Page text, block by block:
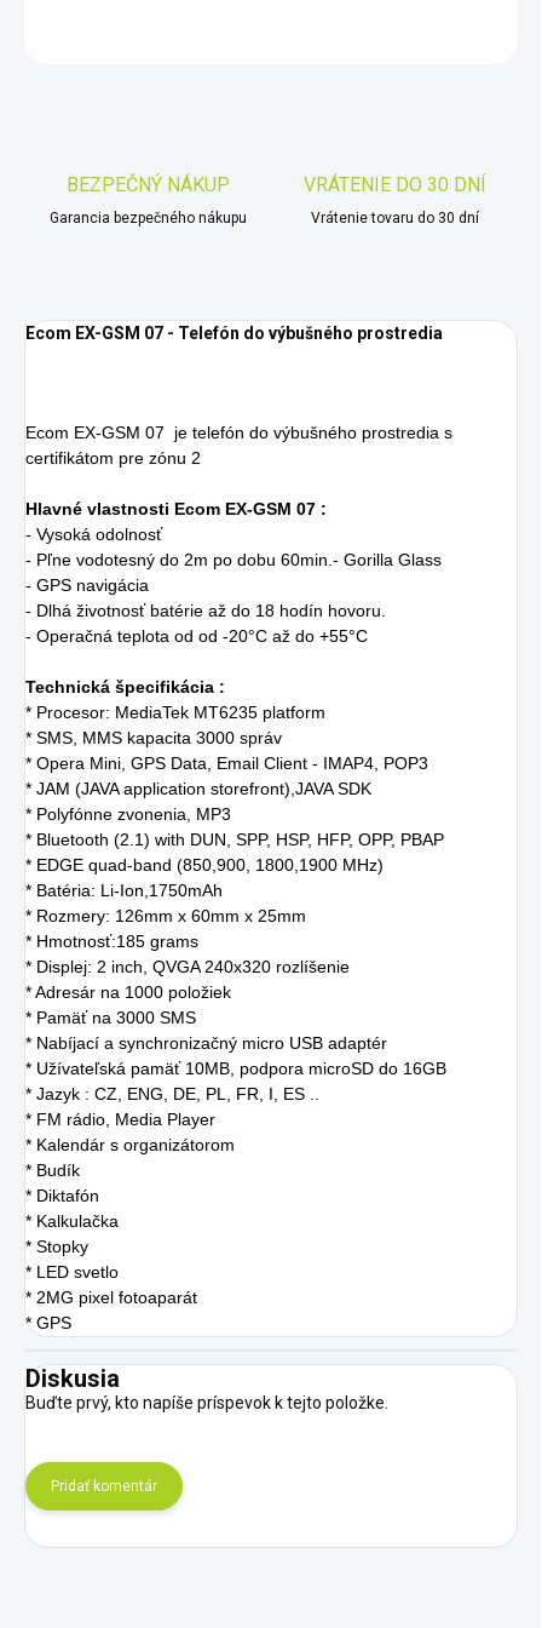
BEZPEČNÝ NÁKUP
Garancia bezpečného nákupu
VRÁTENIE DO 30 DNÍ
Vrátenie tovaru do 30 dní
Ecom EX-GSM 07 - Telefón do výbušného prostredia
Ecom EX-GSM 07 je telefón do výbušného prostredia s
certifikátom pre zónu 2
Hlavné vlastnosti Ecom EX-GSM 07 :
- Vysoká odolnosť
- Pľne vodotesný do 2m po dobu 60min.- Gorilla Glass
- GPS navigácia
- Dlhá životnosť batérie až do 18 hodín hovoru.
- Operačná teplota od od -20°C až do +55°C
Technická špecifikácia :
* Procesor: MediaTek MT6235 platform
* SMS, MMS kapacita 3000 správ
* Opera Mini, GPS Data, Email Client - IMAP4, POP3
* JAM (JAVA application storefront),JAVA SDK
* Polyfónne zvonenia, MP3
* Bluetooth (2.1) with DUN, SPP, HSP, HFP, OPP, PBAP
* EDGE quad-band (850,900, 1800,1900 MHz)
* Batéria: Li-Ion,1750mAh
* Rozmery: 126mm x 60mm x 25mm
* Hmotnosť:185 grams
* Displej: 2 inch, QVGA 240x320 rozlíšenie
* Adresár na 1000 položiek
* Pamäť na 3000 SMS
* Nabíjací a synchronizačný micro USB adaptér
* Užívateľská pamäť 10MB, podpora microSD do 16GB
* Jazyk : CZ, ENG, DE, PL, FR, I, ES ..
* FM rádio, Media Player
* Kalendár s organizátorom
* Budík
* Diktafón
* Kalkulačka
* Stopky
* LED svetlo
* 2MG pixel fotoaparát
* GPS
Diskusia
Buďte prvý, kto napíše príspevok k tejto položke.
Pridať komentár